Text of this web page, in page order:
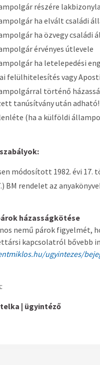
részére
ha elvált családi
ha özvegy családi
érvényes útlevele
ha letelepedési
felülhitelesítés vagy
történő
tanúsítvány után adható!
(ha a külföldi
módosított 1982. évi 17.
BM rendelet az
házasságkötése
nemű párok figyelmét,
kapcsolatról bővebb
ugyintezes/
| ügyintéző